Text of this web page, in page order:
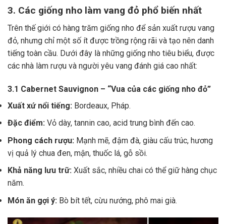
3. Các giống nho làm vang đỏ phổ biến nhất
Trên thế giới có hàng trăm giống nho để sản xuất rượu vang
đỏ, nhưng chỉ một số ít được trồng rộng rãi và tạo nên danh
tiếng toàn cầu. Dưới đây là những giống nho tiêu biểu, được
các nhà làm rượu và người yêu vang đánh giá cao nhất:
3.1 Cabernet Sauvignon – “Vua của các giống nho đỏ”
Xuất xứ nổi tiếng: Bordeaux, Pháp.
Đặc điểm: Vỏ dày, tannin cao, acid trung bình đến cao.
Phong cách rượu: Mạnh mẽ, đậm đà, giàu cấu trúc, hương
vị quả lý chua đen, mận, thuốc lá, gỗ sồi.
Khả năng lưu trữ: Xuất sắc, nhiều chai có thể giữ hàng chục
năm.
Món ăn gợi ý: Bò bít tết, cừu nướng, phô mai già.